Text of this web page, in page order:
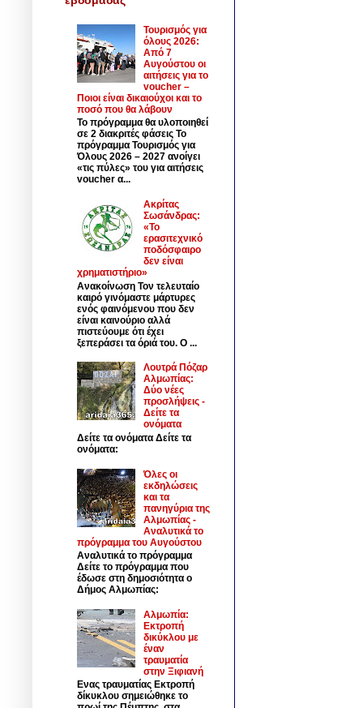
Τουρισμός για
όλους 2026:
Από 7
Αυγούστου οι
αιτήσεις για το
voucher –
Ποιοι είναι δικαιούχοι και το
ποσό που θα λάβουν
Το πρόγραμμα θα υλοποιηθεί
σε 2 διακριτές φάσεις Το
πρόγραμμα Τουρισμός για
Όλους 2026 – 2027 ανοίγει
«τις πύλες» του για αιτήσεις
voucher α...
Ακρίτας
Σωσάνδρας:
«Το
ερασιτεχνικό
ποδόσφαιρο
δεν είναι
χρηματιστήριο»
Ανακοίνωση Τον τελευταίο
καιρό γινόμαστε μάρτυρες
ενός φαινόμενου που δεν
είναι καινούριο αλλά
πιστεύουμε ότι έχει
ξεπεράσει τα όριά του. Ο ...
Λουτρά Πόζαρ
Αλμωπίας:
Δύο νέες
προσλήψεις -
Δείτε τα
ονόματα
Δείτε τα ονόματα Δείτε τα
ονόματα:
Όλες οι
εκδηλώσεις
και τα
πανηγύρια της
Αλμωπίας -
Αναλυτικά το
πρόγραμμα του Αυγούστου
Αναλυτικά το πρόγραμμα
Δείτε το πρόγραμμα που
έδωσε στη δημοσιότητα ο
Δήμος Αλμωπίας:
Αλμωπία:
Εκτροπή
δικύκλου με
έναν
τραυματία
στην Ξιφιανή
Ενας τραυματίας Εκτροπή
δίκυκλου σημειώθηκε το